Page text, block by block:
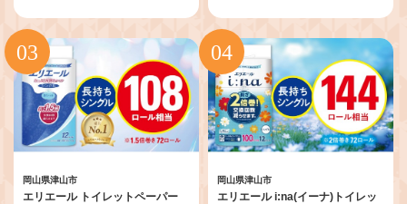
品 エリエール 必需品 備蓄 ストッ
ク 【1574780】
気 おすすめ 送料無料 贈答 ギフト
【1418932】
岡山県津山市
エリエール トイレットペーパー
岡山県津山市
エリエール i:na(イーナ)トイレッ